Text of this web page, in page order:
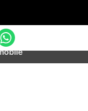
'/' in
class-bots.php